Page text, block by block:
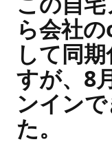
ら会社
して同
すが、8
ンイン
た。